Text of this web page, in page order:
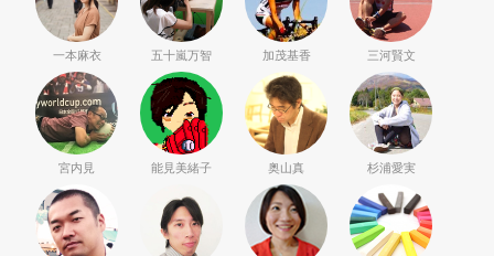
一本麻衣 五十嵐万智 加茂基香 三河賢文
宮内見 能見美緒子 奥山真 杉浦愛実